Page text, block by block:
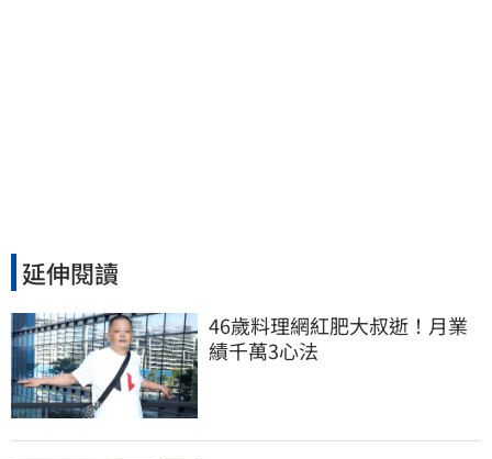
延伸閱讀
46歲料理網紅肥大叔逝！月業
績千萬3心法